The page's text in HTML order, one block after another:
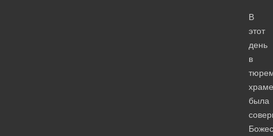
В
этот
день
в
храме
была